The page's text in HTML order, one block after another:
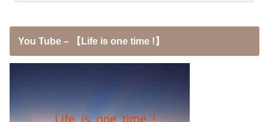
You Tube – 【Life is one time !】